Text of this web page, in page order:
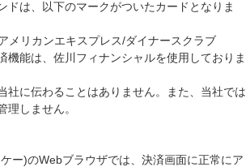
ドは、以下のマークがついたカードとなりま
メリカンエキスプレス/ダイナースクラブ
機能は、佐川フィナンシャルを使用しておりま
社に伝わることはありません。また、当社では
理しません。
ー)のWebブラウザでは、決済画面に正常にア